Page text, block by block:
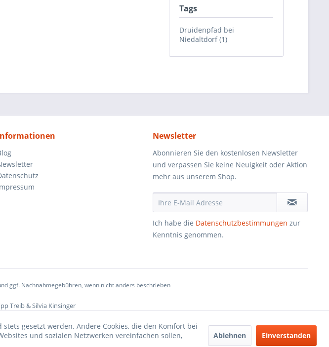
Tags
Druidenpfad bei
Niedaltdorf (1)
Newsletter
Abonnieren Sie den kostenlosen Newsletter
und verpassen Sie keine Neuigkeit oder Aktion
mehr aus unserem Shop.
Ich habe die Datenschutzbestimmungen zur
Kenntnis genommen.
ggf. Nachnahmegebühren, wenn nicht anders beschrieben
Treib & Silvia Kinsinger
gesetzt werden. Andere Cookies, die den Komfort bei
und sozialen Netzwerken vereinfachen sollen,
Ablehnen Einverstanden